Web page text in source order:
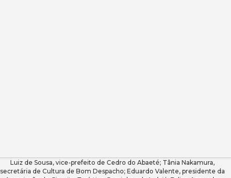
Luiz de Sousa, vice-prefeito de Cedro do Abaeté; Tânia Nakamura,
secretária de Cultura de Bom Despacho; Eduardo Valente, presidente da